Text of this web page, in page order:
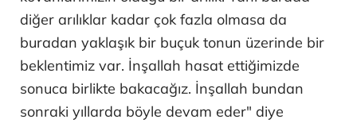
diğer arılıklar kadar çok fazla olmasa da
buradan yaklaşık bir buçuk tonun üzerinde bir
beklentimiz var. İnşallah hasat ettiğimizde
sonuca birlikte bakacağız. İnşallah bundan
sonraki yıllarda böyle devam eder" diye